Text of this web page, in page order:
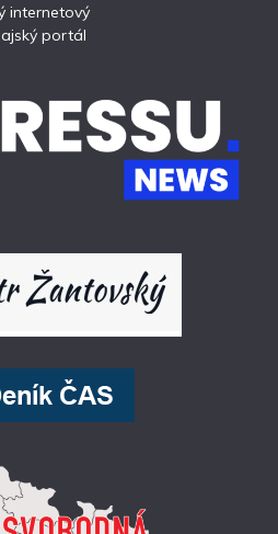
internetový
portál